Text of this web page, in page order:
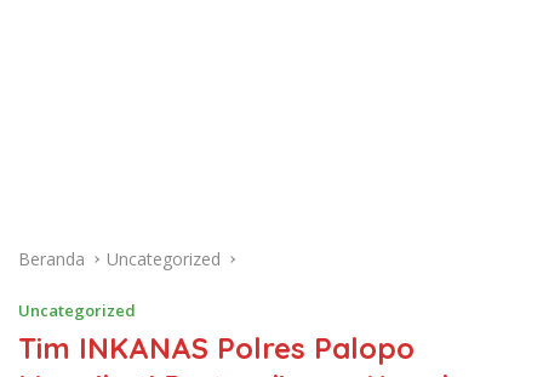
Beranda Uncategorized
Uncategorized
Tim INKANAS Polres Palopo